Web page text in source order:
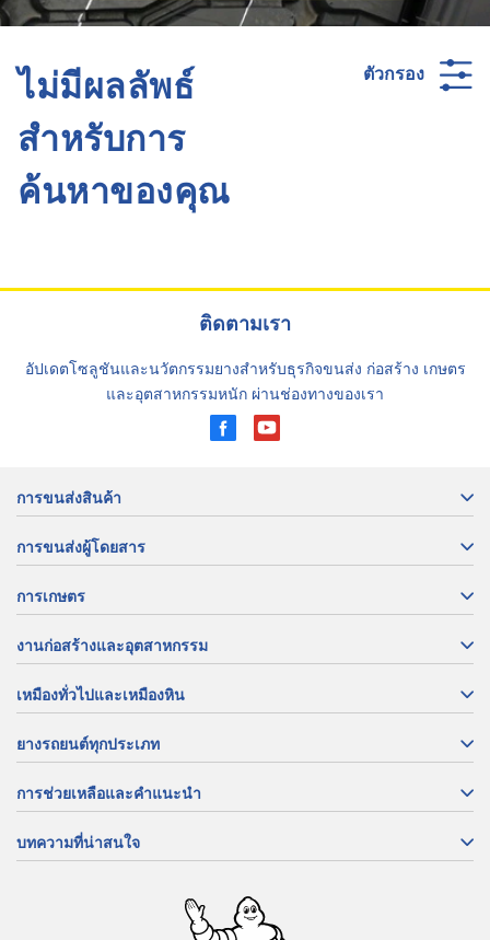
ตัวกรอง
ไม่มีผลลัพธ์
สำหรับการ
ค้นหาของคุณ
ติดตามเรา
อัปเดตโซลูชันและนวัตกรรมยางสำหรับธุรกิจขนส่ง ก่อสร้าง เกษตร
และอุตสาหกรรมหนัก ผ่านช่องทางของเรา
การขนส่งสินค้า
การขนส่งผู้โดยสาร
การเกษตร
งานก่อสร้างและอุตสาหกรรม
เหมืองทั่วไปและเหมืองหิน
ยางรถยนต์ทุกประเภท
การช่วยเหลือและคำแนะนำ
บทความที่น่าสนใจ